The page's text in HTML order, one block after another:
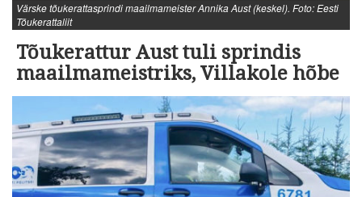
Värske tõukerattasprindi maailmameister Annika Aust (keskel). Foto: Eesti
Tõukerattaliit
Tõukerattur Aust tuli sprindis
maailmameistriks, Villakole hõbe